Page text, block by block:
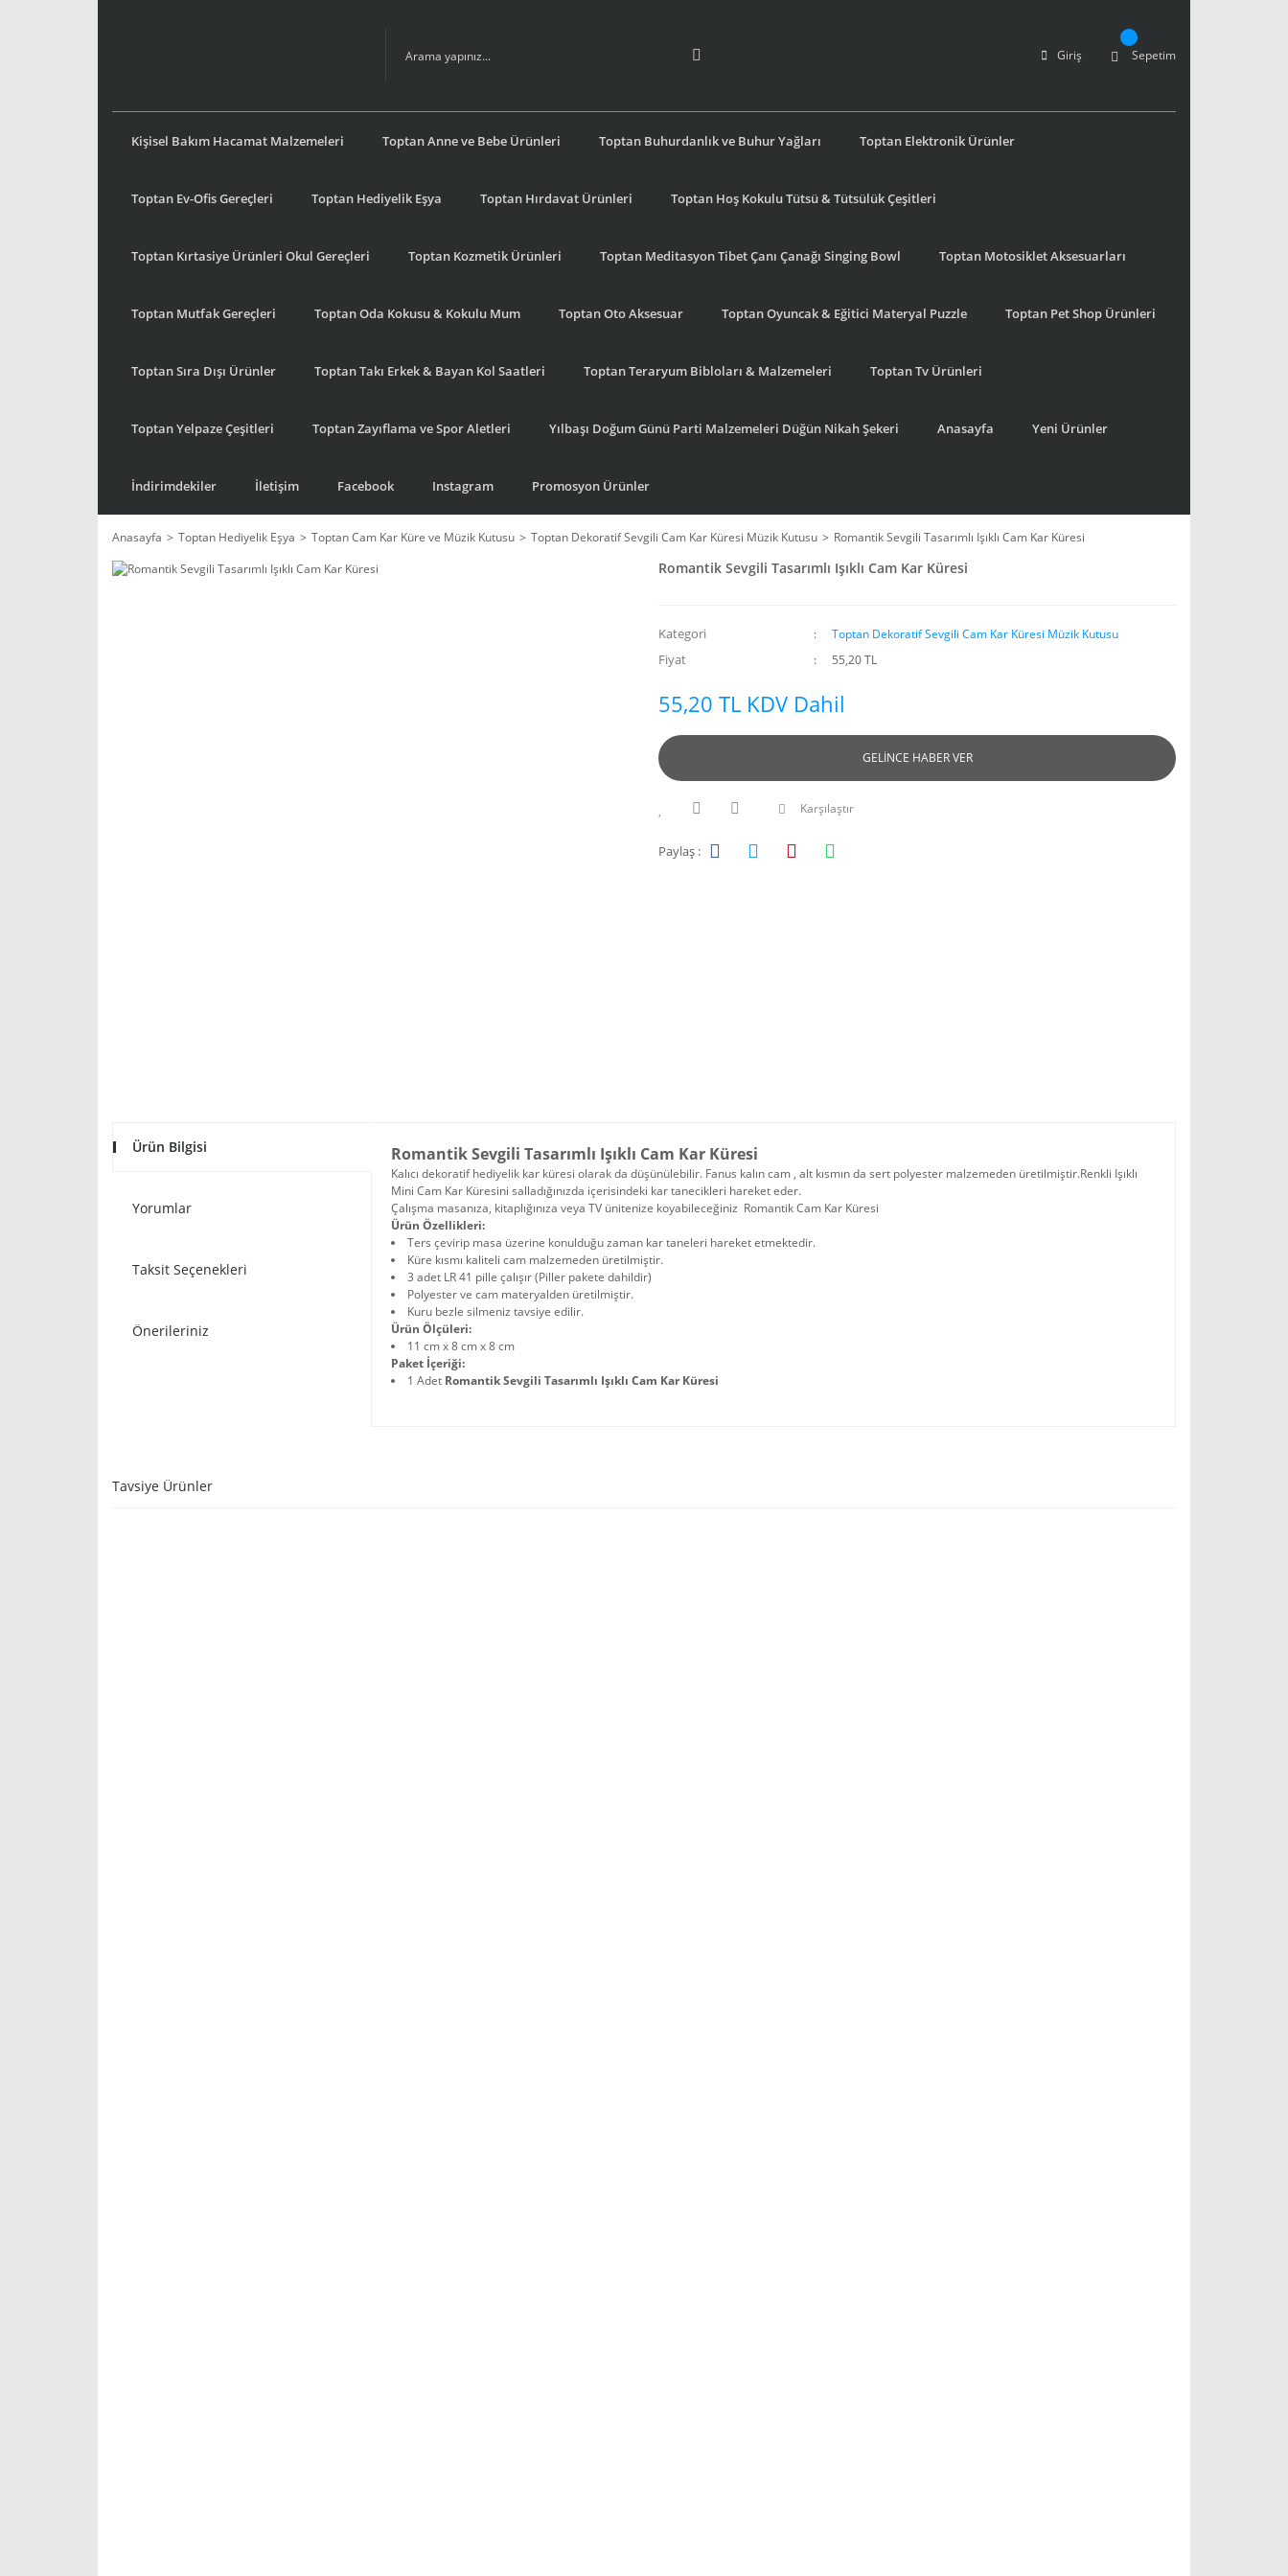
Giriş Sepetim
Kişisel Bakım Hacamat Malzemeleri Toptan Anne ve Bebe Ürünleri Toptan Buhurdanlık ve Buhur Yağları Toptan Elektronik Ürünler
Toptan Ev-Ofis Gereçleri Toptan Hediyelik Eşya Toptan Hırdavat Ürünleri Toptan Hoş Kokulu Tütsü & Tütsülük Çeşitleri
Toptan Kırtasiye Ürünleri Okul Gereçleri Toptan Kozmetik Ürünleri Toptan Meditasyon Tibet Çanı Çanağı Singing Bowl Toptan Motosiklet Aksesuarları
Toptan Mutfak Gereçleri Toptan Oda Kokusu & Kokulu Mum Toptan Oto Aksesuar Toptan Oyuncak & Eğitici Materyal Puzzle Toptan Pet Shop Ürünleri
Toptan Sıra Dışı Ürünler Toptan Takı Erkek & Bayan Kol Saatleri Toptan Teraryum Bibloları & Malzemeleri Toptan Tv Ürünleri
Toptan Yelpaze Çeşitleri Toptan Zayıflama ve Spor Aletleri Yılbaşı Doğum Günü Parti Malzemeleri Düğün Nikah Şekeri Anasayfa Yeni Ürünler
İndirimdekiler İletişim Facebook Instagram Promosyon Ürünler
Anasayfa Toptan Hediyelik Eşya Toptan Cam Kar Küre ve Müzik Kutusu Toptan Dekoratif Sevgili Cam Kar Küresi Müzik Kutusu Romantik Sevgili Tasarımlı Işıklı Cam Kar Küresi
Romantik Sevgili Tasarımlı Işıklı Cam Kar Küresi
Kategori Toptan Dekoratif Sevgili Cam Kar Küresi Müzik Kutusu
Fiyat 55,20 TL
55,20 TL KDV Dahil
GELİNCE HABER VER
Karşılaştır
Paylaş :
Ürün Bilgisi
Yorumlar
Taksit Seçenekleri
Önerileriniz
Romantik Sevgili Tasarımlı Işıklı Cam Kar Küresi
Kalıcı dekoratif hediyelik kar küresi olarak da düşünülebilir. Fanus kalın cam , alt kısmın da sert polyester malzemeden üretilmiştir.Renkli Işıklı
Mini Cam Kar Küresini salladığınızda içerisindeki kar tanecikleri hareket eder.
Çalışma masanıza, kitaplığınıza veya TV ünitenize koyabileceğiniz Romantik Cam Kar Küresi
Ürün Özellikleri:
Ters çevirip masa üzerine konulduğu zaman kar taneleri hareket etmektedir.
Küre kısmı kaliteli cam malzemeden üretilmiştir.
3 adet LR 41 pille çalışır (Piller pakete dahildir)
Polyester ve cam materyalden üretilmiştir.
Kuru bezle silmeniz tavsiye edilir.
Ürün Ölçüleri:
11 cm x 8 cm x 8 cm
Paket İçeriği:
1 Adet Romantik Sevgili Tasarımlı Işıklı Cam Kar Küresi
Tavsiye Ürünler